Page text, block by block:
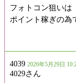
フォトコン狙いは
ポイント稼ぎの為
4039 2026年5月29日
4029さん